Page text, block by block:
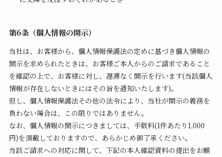
第6条（個人情報の開示）
当社は、お客様から、個人情報保護法の定めに基づき個人情報の
開示を求められたときは、お客様ご本人からのご請求であること
を確認の上で、お客様に対し、遅滞なく開示を行います(当該個人
情報が存在しないときにはその旨を通知いたします)。
但し、個人情報保護法その他の法令により、当社が開示の義務を
負わない場合は、この限りではありません。
なお、個人情報の開示につきましては、手数料(1件あたり1,000
円)を頂戴しておりますので、あらかじめ御了承ください。
当該ご請求への対応に関して、下記の本人確認資料の提出をお願